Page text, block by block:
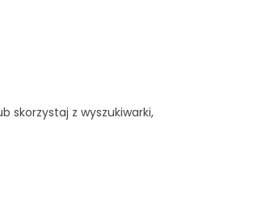
skorzystaj z wyszukiwarki,